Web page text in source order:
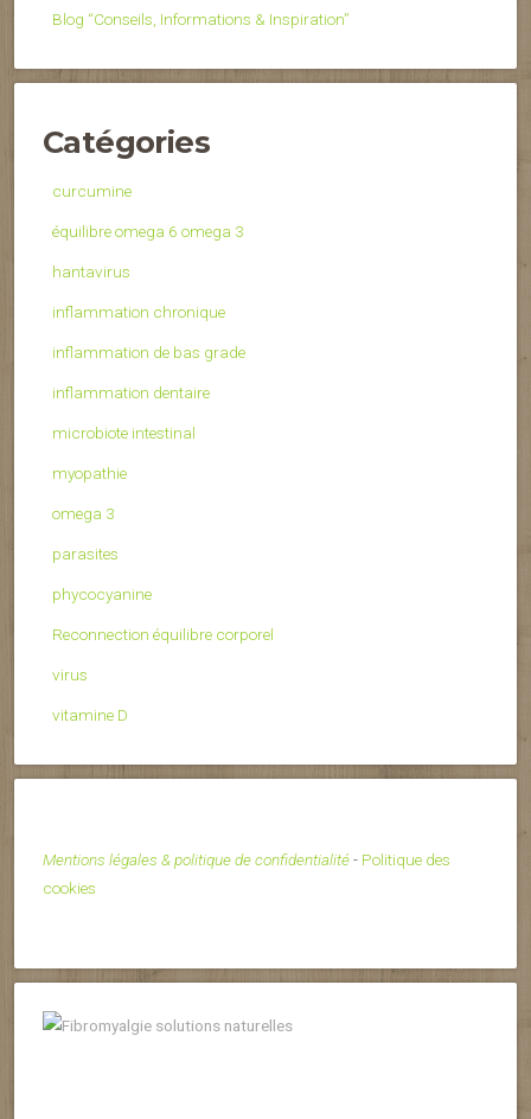
Blog “Conseils, Informations & Inspiration”
Catégories
curcumine
équilibre omega 6 omega 3
hantavirus
inflammation chronique
inflammation de bas grade
inflammation dentaire
microbiote intestinal
myopathie
omega 3
parasites
phycocyanine
Reconnection équilibre corporel
virus
vitamine D
Mentions légales & politique de confidentialité- Politique des
cookies